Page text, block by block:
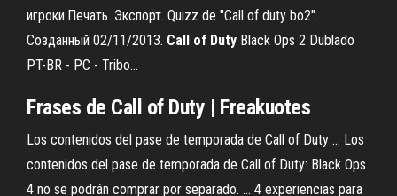
игроки.Печать. Экспорт. Quizz de "Call of duty bo2".
Созданный 02/11/2013. Call of Duty Black Ops 2 Dublado
PT-BR - PC - Tribo…
Frases de Call of Duty | Freakuotes
Los contenidos del pase de temporada de Call of Duty ... Los
contenidos del pase de temporada de Call of Duty: Black Ops
4 no se podrán comprar por separado. ... 4 experiencias para